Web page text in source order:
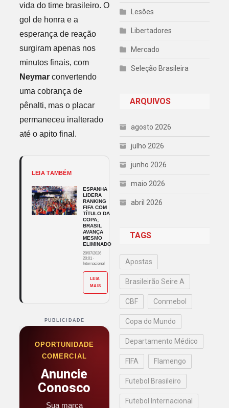
vida do time brasileiro. O
gol de honra e a
esperança de reação
surgiram apenas nos
minutos finais, com
Neymarconvertendo
uma cobrança de
pênalti, mas o placar
permaneceu inalterado
até o apito final.
LEIA TAMBÉM
ESPANHA
LIDERA
RANKING
FIFA COM
TÍTULO DA
COPA;
BRASIL
AVANÇA
MESMO
ELIMINADO
20/07/2026
20:01 ·
Internacional
LEIA
MAIS
PUBLICIDADE
OPORTUNIDADE
COMERCIAL
Anuncie
Conosco
Sua marca
Lesões
Libertadores
Mercado
Seleção Brasileira
ARQUIVOS
agosto 2026
julho 2026
junho 2026
maio 2026
abril 2026
TAGS
Apostas
Brasileirão Seire A
CBF Conmebol
Copa do Mundo
Departamento Médico
FIFA Flamengo
Futebol Brasileiro
Futebol Internacional